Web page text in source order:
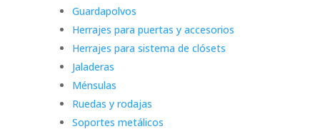
Guardapolvos
Herrajes para puertas y accesorios
Herrajes para sistema de clósets
Jaladeras
Ménsulas
Ruedas y rodajas
Soportes metálicos